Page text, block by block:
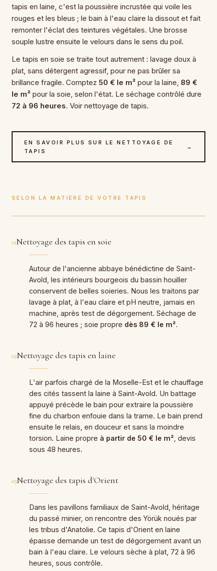
tapis en laine, c'est la poussière incrustée qui voile les
rouges et les bleus ; le bain à l'eau claire la dissout et fait
remonter l'éclat des teintures végétales. Une brosse
souple lustre ensuite le velours dans le sens du poil.
Le tapis en soie se traite tout autrement : lavage doux à
plat, sans détergent agressif, pour ne pas brûler sa
brillance fragile. Comptez 50 € le m² pour la laine, 89 €
le m² pour la soie, selon l'état. Le séchage contrôlé dure
72 à 96 heures. Voir nettoyage de tapis.
EN SAVOIR PLUS SUR LE NETTOYAGE DE
TAPIS
→
SELON LA MATIÈRE DE VOTRE TAPIS
01Nettoyage des tapis en soie
Autour de l'ancienne abbaye bénédictine de Saint-
Avold, les intérieurs bourgeois du bassin houiller
conservent de belles soieries. Nous les traitons par
lavage à plat, à l'eau claire et pH neutre, jamais en
machine, après test de dégorgement. Séchage de
72 à 96 heures ; soie propre dès 89 € le m².
02Nettoyage des tapis en laine
L'air parfois chargé de la Moselle-Est et le chauffage
des cités tassent la laine à Saint-Avold. Un battage
appuyé précède le bain pour extraire la poussière
fine du charbon enfouie dans la trame. Le bain prend
ensuite le relais, en douceur et sans la moindre
torsion. Laine propre à partir de 50 € le m² , devis
sous 48 heures.
03Nettoyage des tapis d'Orient
Dans les pavillons familiaux de Saint-Avold, héritage
du passé minier, on rencontre des Yörük noués par
les tribus d'Anatolie. Ce tapis d'Orient en laine
épaisse demande un test de dégorgement avant un
bain à l'eau claire. Le velours sèche à plat, 72 à 96
heures, sous contrôle.